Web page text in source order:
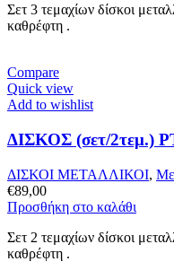
Σετ 3 τεμαχίων δίσκοι
καθρέφτη .
Compare
Quick view
Add to wishlist
ΔΙΣΚΟΣ (σετ/2τεμ.)
ΔΙΣΚΟΙ ΜΕΤΑΛΛΙΚΟΙ,
€89,00
Προσθήκη στο καλάθι
Σετ 2 τεμαχίων δίσκοι
καθρέφτη .